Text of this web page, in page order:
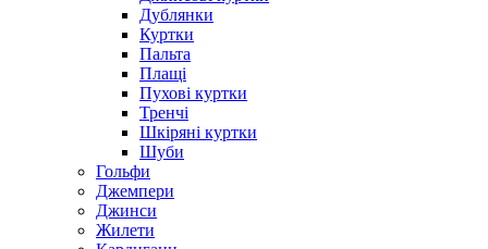
Дублянки
Куртки
Пальта
Плащі
Пухові куртки
Тренчі
Шкіряні куртки
Шуби
Гольфи
Джемпери
Джинси
Жилети